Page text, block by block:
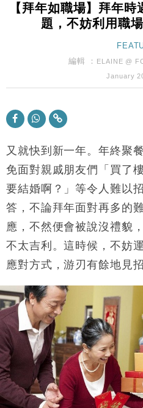
11:12
國際｜特朗普料美伊戰
張
財經｜SA售股自救後
財經｜華僑銀行上半
47仙
17:33
及消費表現
損失近6900萬元
16:05
財經｜日經失守6.5萬
15:47
粦接任
15:11
財經｜韓股反覆波動收
13:44
財經｜內地7月美元計
差達1125億美元
12:44
財經｜日本春季三度
日圓干預創新高
11:12
國際｜特朗普料美伊
張
15:59
財經｜SA售股自救後
司
【拜年如職場】拜年
題，不妨利用職
編輯 ：
ELAINE @
January
又就快到新一年。年終聚
免面對親戚朋友們「買了
要結婚啊？」等令人難以
答，不論拜年面對再多的
應，不然便會被說沒禮貌
不太吉利。這時候，不妨
應對方式，游刃有餘地見招